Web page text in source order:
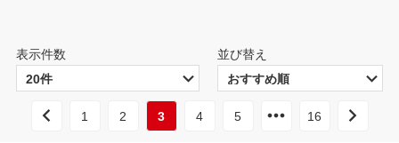
表示件数 並び替え
1 2 3 4 5 16